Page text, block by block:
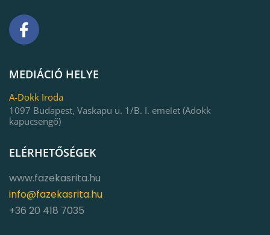
ELÉRHETŐSÉGEK
www.fazekasrita.hu
info@fazekasrita.hu
+36 20 418 7035
MEDIÁCIÓ HELYE
A-Dokk Iroda
1097 Budapest, Vaskapu u. 1/B. I. emelet (Adokk
kapucsengő)